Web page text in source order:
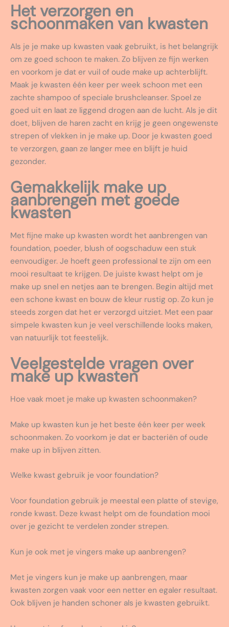
Het verzorgen en
schoonmaken van kwasten
Als je je make up kwasten vaak gebruikt, is het belangrijk
om ze goed schoon te maken. Zo blijven ze fijn werken
en voorkom je dat er vuil of oude make up achterblijft.
Maak je kwasten één keer per week schoon met een
zachte shampoo of speciale brushcleanser. Spoel ze
goed uit en laat ze liggend drogen aan de lucht. Als je dit
doet, blijven de haren zacht en krijg je geen ongewenste
strepen of vlekken in je make up. Door je kwasten goed
te verzorgen, gaan ze langer mee en blijft je huid
gezonder.
Gemakkelijk make up
aanbrengen met goede
kwasten
Met fijne make up kwasten wordt het aanbrengen van
foundation, poeder, blush of oogschaduw een stuk
eenvoudiger. Je hoeft geen professional te zijn om een
mooi resultaat te krijgen. De juiste kwast helpt om je
make up snel en netjes aan te brengen. Begin altijd met
een schone kwast en bouw de kleur rustig op. Zo kun je
steeds zorgen dat het er verzorgd uitziet. Met een paar
simpele kwasten kun je veel verschillende looks maken,
van natuurlijk tot feestelijk.
Veelgestelde vragen over
make up kwasten
Hoe vaak moet je make up kwasten schoonmaken?
Make up kwasten kun je het beste één keer per week
schoonmaken. Zo voorkom je dat er bacteriën of oude
make up in blijven zitten.
Welke kwast gebruik je voor foundation?
Voor foundation gebruik je meestal een platte of stevige,
ronde kwast. Deze kwast helpt om de foundation mooi
over je gezicht te verdelen zonder strepen.
Kun je ook met je vingers make up aanbrengen?
Met je vingers kun je make up aanbrengen, maar
kwasten zorgen vaak voor een netter en egaler resultaat.
Ook blijven je handen schoner als je kwasten gebruikt.